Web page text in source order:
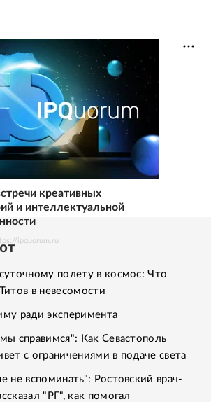
креативных
и интеллектуальной
ipquorum.ru
полету в космос: Что
в невесомости
ради эксперимента
справимся": Как Севастополь
с ограничениями в подаче света
не вспоминать": Ростовский врач-
"РГ", как помогал